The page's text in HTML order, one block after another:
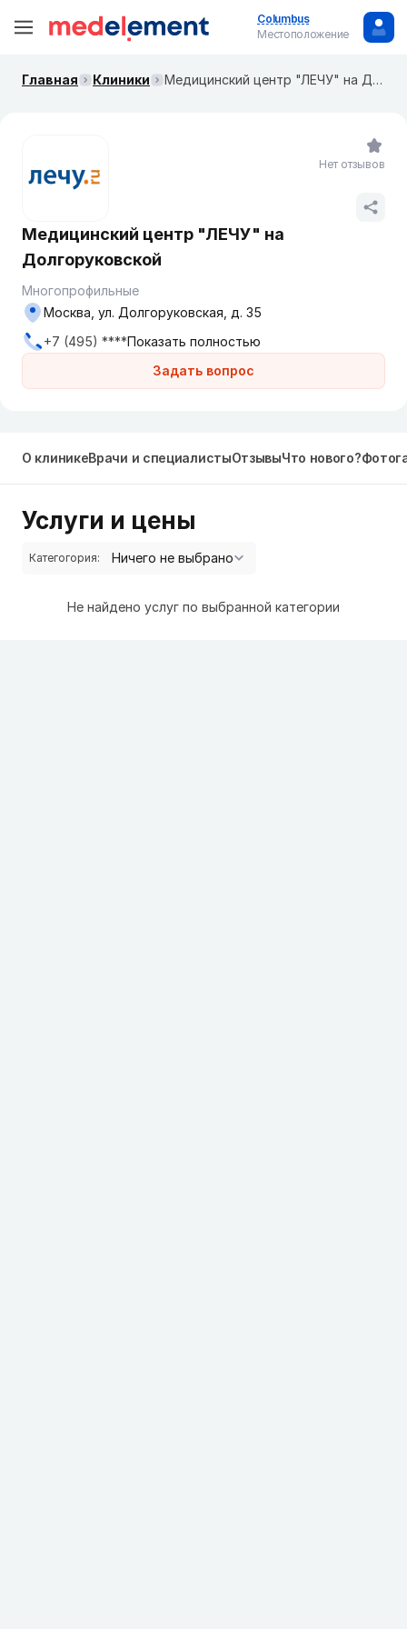
Columbus
Местоположение
Главная Клиники Медицинский центр "ЛЕЧУ" на Долгоруковской
Медицинский центр "ЛЕЧУ" на
Долгоруковской
Многопрофильные
Задать вопрос
Москва, ул. Долгоруковская, д. 35
+7 (495) ****Показать полностью
Нет отзывов
О клиникеВрачи и специалистыОтзывыЧто нового?
Услуги и цены
Категогория:
Не найдено услуг по выбранной категории